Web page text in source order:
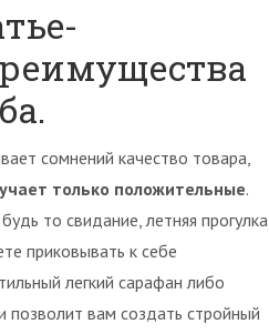
сомнений качество товара,
только положительные.
то свидание, летняя прогулка
приковывать к себе
легкий сарафан либо
позволит вам создать стройный